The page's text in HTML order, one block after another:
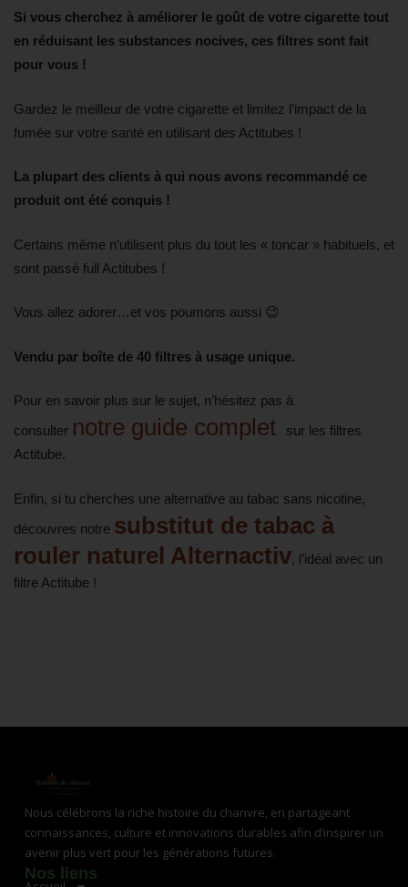
Si vous cherchez à améliorer le goût de votre cigarette tout
en réduisant les substances nocives, ces filtres sont fait
pour vous !
Gardez le meilleur de votre cigarette et limitez l’impact de la
fumée sur votre santé en utilisant des Actitubes !
La plupart des clients à qui nous avons recommandé ce
produit ont été conquis !
Certains même n’utilisent plus du tout les « toncar » habituels, et
sont passé full Actitubes !
Vous allez adorer…et vos poumons aussi 😉
Vendu par boîte de 40 filtres à usage unique.
Pour en savoir plus sur le sujet, n’hésitez pas à
consulter notre guide complet
sur les filtres
Actitube.
Enfin, si tu cherches une alternative au tabac sans nicotine,
découvres notre substitut de tabac à
rouler naturel Alternactiv, l’idéal avec un
filtre Actitube !
Nous célébrons la riche histoire du chanvre, en partageant
connaissances, culture et innovations durables afin d’inspirer un
avenir plus vert pour les générations futures.
Nos liens